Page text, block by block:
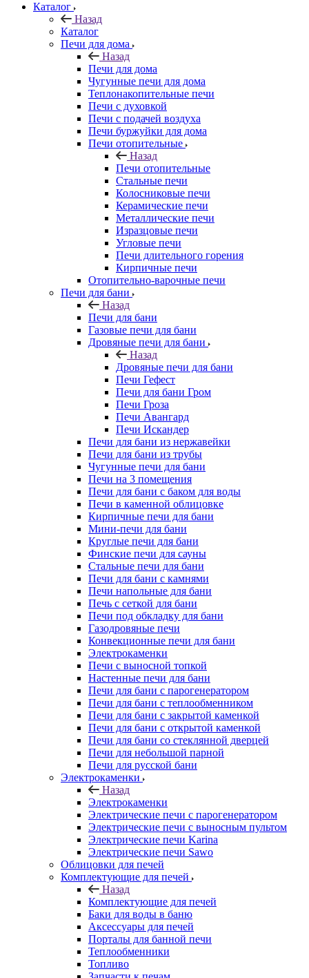
Каталог
Назад
Каталог
Печи для дома
Назад
Печи для дома
Чугунные печи для дома
Теплонакопительные печи
Печи с духовкой
Печи с подачей воздуха
Печи буржуйки для дома
Печи отопительные
Назад
Печи отопительные
Стальные печи
Колосниковые печи
Керамические печи
Металлические печи
Изразцовые печи
Угловые печи
Печи длительного горения
Кирпичные печи
Отопительно-варочные печи
Печи для бани
Назад
Печи для бани
Газовые печи для бани
Дровяные печи для бани
Назад
Дровяные печи для бани
Печи Гефест
Печи для бани Гром
Печи Гроза
Печи Авангард
Печи Искандер
Печи для бани из нержавейки
Печи для бани из трубы
Чугунные печи для бани
Печи на 3 помещения
Печи для бани с баком для воды
Печи в каменной облицовке
Кирпичные печи для бани
Мини-печи для бани
Круглые печи для бани
Финские печи для сауны
Стальные печи для бани
Печи для бани с камнями
Печи напольные для бани
Печь с сеткой для бани
Печи под обкладку для бани
Газодровяные печи
Конвекционные печи для бани
Электрокаменки
Печи с выносной топкой
Настенные печи для бани
Печи для бани с парогенератором
Печи для бани с теплообменником
Печи для бани с закрытой каменкой
Печи для бани с открытой каменкой
Печи для бани со стеклянной дверцей
Печи для небольшой парной
Печи для русской бани
Электрокаменки
Назад
Электрокаменки
Электрические печи с парогенератором
Электрические печи с выносным пультом
Электрические печи Karina
Электрические печи Sawo
Облицовки для печей
Комплектующие для печей
Назад
Комплектующие для печей
Баки для воды в баню
Аксессуары для печей
Порталы для банной печи
Теплообменники
Топливо